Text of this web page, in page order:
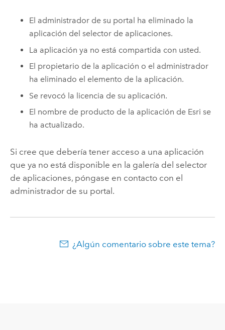
El administrador de su portal ha eliminado la
aplicación del selector de aplicaciones.
La aplicación ya no está compartida con usted.
El propietario de la aplicación o el administrador
ha eliminado el elemento de la aplicación.
Se revocó la licencia de su aplicación.
El nombre de producto de la aplicación de Esri se
ha actualizado.
Si cree que debería tener acceso a una aplicación
que ya no está disponible en la galería del selector
de aplicaciones, póngase en contacto con el
administrador de su portal.
¿Algún comentario sobre este tema?